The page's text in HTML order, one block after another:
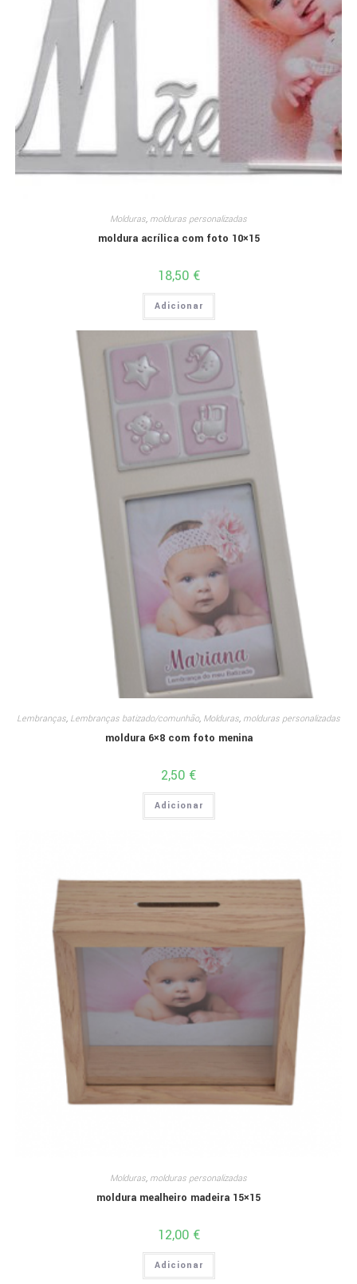
Molduras, molduras personalizadas
moldura acrílica com foto 10×15
18,50 €
Adicionar
Lembranças, Lembranças batizado/comunhão, Molduras, molduras personalizadas
moldura 6×8 com foto menina
2,50 €
Adicionar
Molduras, molduras personalizadas
moldura mealheiro madeira 15×15
12,00 €
Adicionar